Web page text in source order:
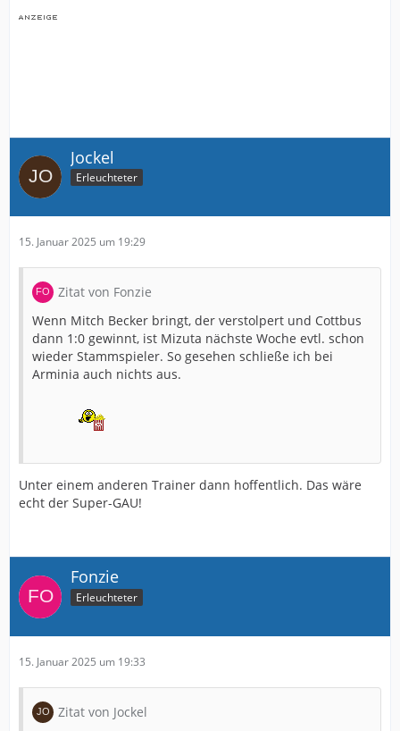
Jockel
Erleuchteter
15. Januar 2025 um 19:29
Zitat von Fonzie
Wenn Mitch Becker bringt, der verstolpert und Cottbus
dann 1:0 gewinnt, ist Mizuta nächste Woche evtl. schon
wieder Stammspieler. So gesehen schließe ich bei
Arminia auch nichts aus.
Unter einem anderen Trainer dann hoffentlich. Das wäre
echt der Super-GAU!
Fonzie
Erleuchteter
15. Januar 2025 um 19:33
Zitat von Jockel